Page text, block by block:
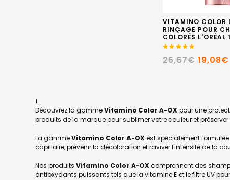
VITAMINO COLOR
RINÇAGE POUR
COLORÉS L'ORÉAL
26,67€ 19,08€
Découvrez la gammeVitamino Color A-OX pour une
produits de la marque pour sublimer votre couleur et
La gammeVitamino Color A-OX est spécialement
capillaire, prévenir la décoloration et raviver l'intensité de la
Nos produits Vitamino Color A-OX comprennent des
antioxydants puissants tels que la vitamine E et le filtre UV